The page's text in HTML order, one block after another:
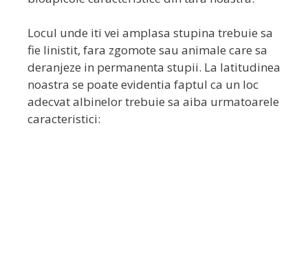
Locul unde iti vei amplasa stupina trebuie sa
fie linistit, fara zgomote sau animale care sa
deranjeze in permanenta stupii. La latitudinea
noastra se poate evidentia faptul ca un loc
adecvat albinelor trebuie sa aiba urmatoarele
caracteristici: